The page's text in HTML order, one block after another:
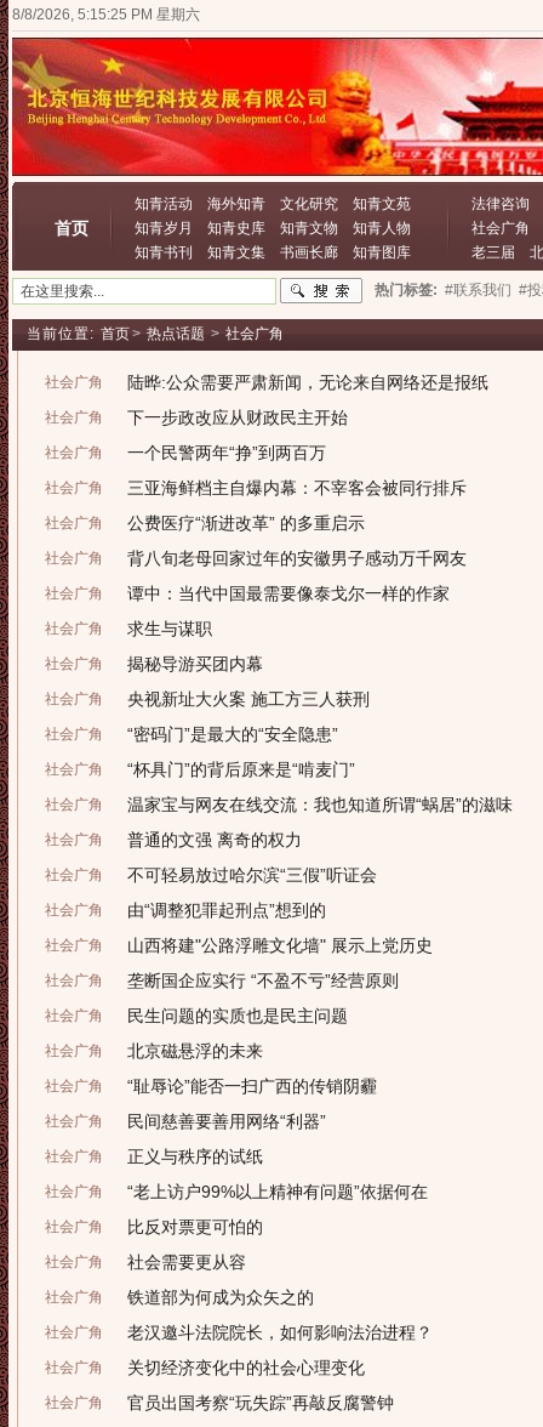
8/8/2026, 5:15:25 PM 星期六
首页
知青活动 海外知青 文化研究
知青文苑
知青岁月
知青史库 知青文物
知青人物
知青书刊
知青文集 书画长廊 知青图库
法律咨询
社会广角
老三届
热门标签: #联系我们 #
当前位置: 首页> 热点话题 > 社会广角
社会广角 陆晔:公众需要严肃新闻，无论来自网络还是报纸
社会广角 下一步政改应从财政民主开始
社会广角 一个民警两年“挣”到两百万
社会广角 三亚海鲜档主自爆内幕：不宰客会被同行排斥
社会广角 公费医疗“渐进改革” 的多重启示
社会广角 背八旬老母回家过年的安徽男子感动万千网友
社会广角 谭中：当代中国最需要像泰戈尔一样的作家
社会广角 求生与谋职
社会广角 揭秘导游买团内幕
社会广角 央视新址大火案 施工方三人获刑
社会广角 “密码门”是最大的“安全隐患”
社会广角 “杯具门”的背后原来是“啃麦门”
社会广角 温家宝与网友在线交流：我也知道所谓“蜗居”的滋味
社会广角 普通的文强 离奇的权力
社会广角 不可轻易放过哈尔滨“三假”听证会
社会广角 由“调整犯罪起刑点”想到的
社会广角 山西将建"公路浮雕文化墙" 展示上党历史
社会广角 垄断国企应实行 “不盈不亏”经营原则
社会广角 民生问题的实质也是民主问题
社会广角 北京磁悬浮的未来
社会广角 “耻辱论”能否一扫广西的传销阴霾
社会广角 民间慈善要善用网络“利器”
社会广角 正义与秩序的试纸
社会广角 “老上访户99%以上精神有问题”依据何在
社会广角 比反对票更可怕的
社会广角 社会需要更从容
社会广角 铁道部为何成为众矢之的
社会广角 老汉邀斗法院院长，如何影响法治进程？
社会广角 关切经济变化中的社会心理变化
社会广角 官员出国考察“玩失踪”再敲反腐警钟